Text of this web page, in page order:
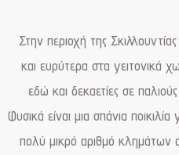
Στην περιοχή της
και ευρύτερα στα γειτονικά
εδώ και δεκαετίες σε
Φυσικά είναι μια σπάνια
πολύ μικρό αριθμό κλημάτων